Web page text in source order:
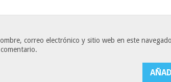
correo electrónico y sitio web en este